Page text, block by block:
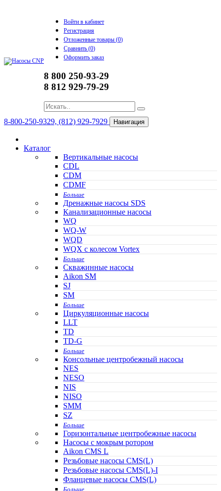
Войти в кабинет
Регистрация
Отложенные товары (0)
Сравнить (0)
Оформить заказ
8 800 250-93-29
8 812 929-79-29
8-800-250-9329, (812) 929-7929 Навигация
Каталог
Вертикальные насосы
CDL
CDM
CDMF
Больше
Дренажные насосы SDS
Канализационные насосы
WQ
WQ-W
WQD
WQX с колесом Vortex
Больше
Скважинные насосы
Aikon SM
SJ
SM
Больше
Циркуляционные насосы
LLT
TD
TD-G
Больше
Консольные центробежный насосы
NES
NESO
NIS
NISO
SMM
SZ
Больше
Горизонтальные центробежные насосы
Насосы с мокрым ротором
Aikon CMS L
Резьбовые насосы CMS(L)
Резьбовые насосы CMS(L)-I
Фланцевые насосы CMS(L)
Больше